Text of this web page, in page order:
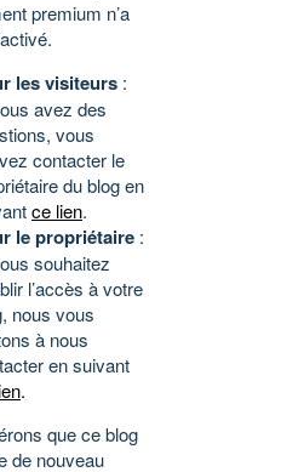
premium n’a
les visiteurs :
avez des
vous
contacter le
du blog en
ce lien.
le propriétaire :
souhaitez
l’accès à votre
nous vous
à nous
en suivant
.
que ce blog
de nouveau